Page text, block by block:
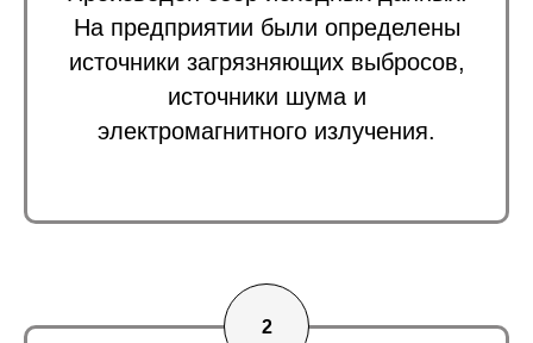
На предприятии были определены
источники загрязняющих выбросов,
источники шума и
электромагнитного излучения.